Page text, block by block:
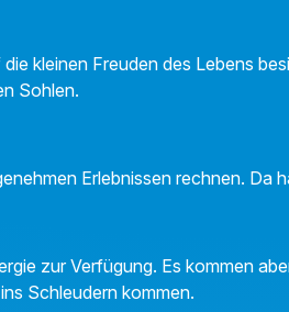
kleinen Freuden des Lebens
Sohlen.
Erlebnissen rechnen. Da
zur Verfügung. Es kommen
Schleudern kommen.